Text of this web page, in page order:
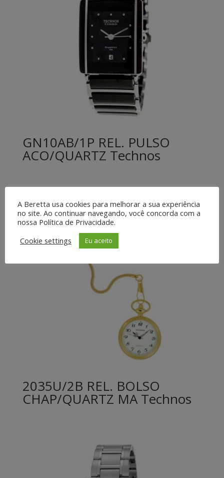
GN10AB/1P REL. PULSO
ACO/QUARTZ Technos
2035U/2B REL. BOLSO
CHAP/QUARTZ MA Technos
A Beretta usa cookies para melhorar a sua experiência
no site. Ao continuar navegando, você concorda com a
nossa Política de Privacidade.
Cookie settings
Eu aceito